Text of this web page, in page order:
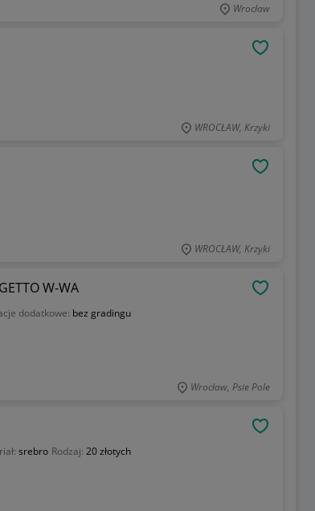
Wrocław
WROCŁAW, Krzyki
WROCŁAW, Krzyki
W-WA
dodatkowe: bez gradingu
Wrocław, Psie Pole
srebro Rodzaj: 20 złotych